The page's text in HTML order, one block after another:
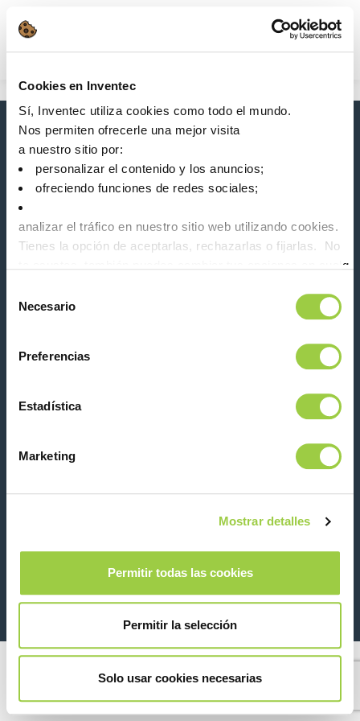
Cookies en Inventec
Sí, Inventec utiliza cookies como todo el mundo.
Nos permiten ofrecerle una mejor visita
a nuestro sitio por:
personalizar el contenido y los anuncios;
ofreciendo funciones de redes sociales;
analizar el tráfico en nuestro sitio web utilizando cookies.
Tienes la opción de aceptarlas, rechazarlas o fijarlas. No
te asustes, también puedes cambiar tus opciones en
Necesario
Preferencias
Estadística
Marketing
Mostrar detalles
Permitir todas las cookies
Permitir la selección
Solo usar cookies necesarias
Búsqueda
Inicio
Product Product Category
Eliminación de pegamento electrónico
Novedades, servicios, productos, ...
¡Manténgase conectado con nuestro boletín de
noticias!
Please leave
+33 (0)1 43 98 75 00